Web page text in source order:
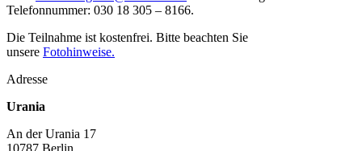
Telefonnummer: 030 18 305 – 8166.
Die Teilnahme ist kostenfrei. Bitte beachten Sie
unsere Fotohinweise.
Adresse
Urania
An der Urania 17